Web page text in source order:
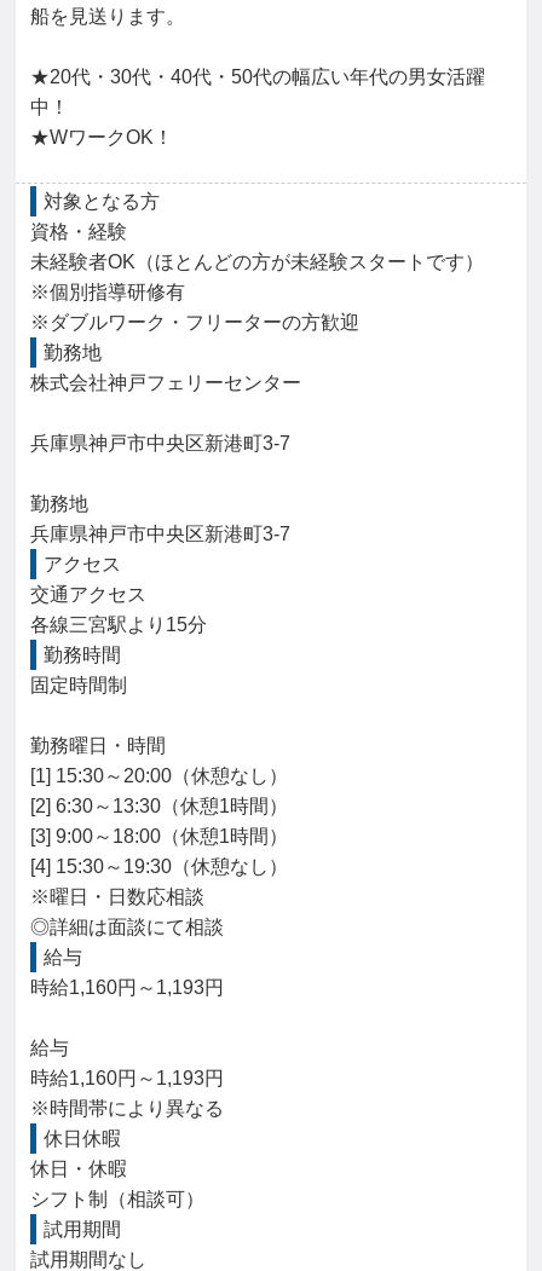
船を見送ります。
★20代・30代・40代・50代の幅広い年代の男女活躍
中！
★WワークOK！
対象となる方
資格・経験
未経験者OK（ほとんどの方が未経験スタートです）
※個別指導研修有
※ダブルワーク・フリーターの方歓迎
勤務地
株式会社神戸フェリーセンター
兵庫県神戸市中央区新港町3-7
勤務地
兵庫県神戸市中央区新港町3-7
アクセス
交通アクセス
各線三宮駅より15分
勤務時間
固定時間制
勤務曜日・時間
[1] 15:30～20:00（休憩なし）
[2] 6:30～13:30（休憩1時間）
[3] 9:00～18:00（休憩1時間）
[4] 15:30～19:30（休憩なし）
※曜日・日数応相談
◎詳細は面談にて相談
給与
時給1,160円～1,193円
給与
時給1,160円～1,193円
※時間帯により異なる
休日休暇
休日・休暇
シフト制（相談可）
試用期間
試用期間なし